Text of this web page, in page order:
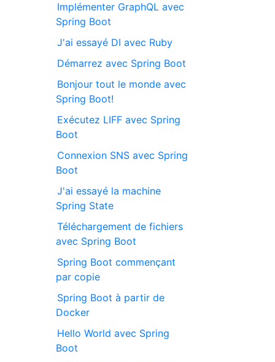
Implémenter GraphQL avec
Spring Boot
J'ai essayé DI avec Ruby
Démarrez avec Spring Boot
Bonjour tout le monde avec
Spring Boot!
Exécutez LIFF avec Spring
Boot
Connexion SNS avec Spring
Boot
J'ai essayé la machine
Spring State
Téléchargement de fichiers
avec Spring Boot
Spring Boot commençant
par copie
Spring Boot à partir de
Docker
Hello World avec Spring
Boot